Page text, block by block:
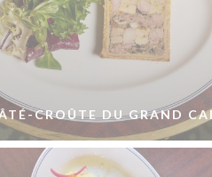
CROÛTE DU GRAND